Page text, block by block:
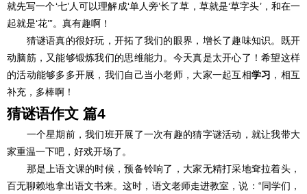
就先写一个‘七’人可以理解成‘单人旁’长了草，草就是‘草字头’，和在一
起就是‘花’”。真有趣啊！
猜谜语真的很好玩，开拓了我们的眼界，增长了趣味知识。既开
动脑筋，又能够锻炼我们的思维能力。今天真是太开心了！希望这样
的活动能够多多开展，我们自己当小老师，大家一起互相学习 ，相互
补充，多棒啊！
猜谜语作文 篇4
一个星期前，我们班开展了一次有趣的猜字谜活动，就让我带大
家重温一下吧，好戏开场了。
那是上语文课的时候，预备铃响了，大家无精打采地耷拉着头，
百无聊赖地拿出语文书来。这时，语文老师走进教室，说：“同学们，